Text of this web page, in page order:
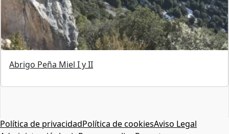
Abrigo Peña Miel I y II
Política de privacidadPolítica de cookiesAviso Legal